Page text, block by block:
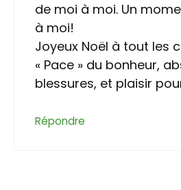
de moi à moi. Un
à moi!
Joyeux Noël à tout les
« Pace » du bonheur,
blessures, et plaisir
Répondre